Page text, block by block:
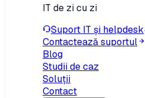
IT de zi cu zi
Suport IT și helpdesk
Contactează suportul
Blog
Studii de caz
Soluții
Contact